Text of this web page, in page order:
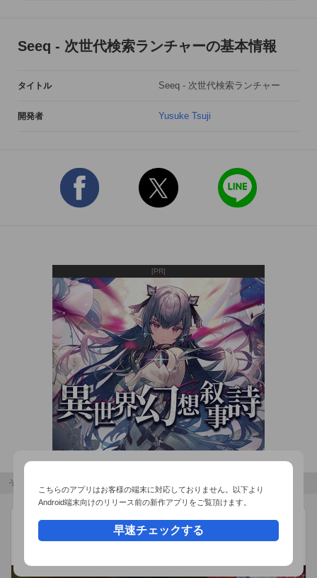
Seeq - 次世代検索ランチャーの基本情報
タイトル Seeq - 次世代検索ランチャー
開発者 Yusuke Tsuji
[PR]
その他のおすすめコンテンツ
アニモ 広告
こちらのアプリはお客様の端末に対応しておりません。以下より
Android端末向けのリリース前の新作アプリをご覧頂けます。
早速チェックする